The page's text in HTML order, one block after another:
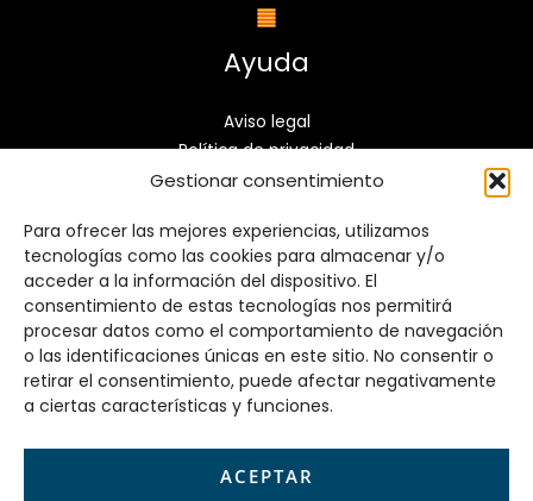
Gestionar consentimiento
Para ofrecer las mejores experiencias, utilizamos
tecnologías como las cookies para almacenar y/o
acceder a la información del dispositivo. El
consentimiento de estas tecnologías nos permitirá
procesar datos como el comportamiento de navegación
o las identificaciones únicas en este sitio. No consentir o
retirar el consentimiento, puede afectar negativamente
a ciertas características y funciones.
ACEPTAR
Ayuda
Aviso legal
Política de privacidad
Política de cookies
Mapa del sitio
Contacto
Carrer de Lluís Jover, 104, 08340 Vilassar de Mar,
Barcelona
info@construccionesa2a2.es